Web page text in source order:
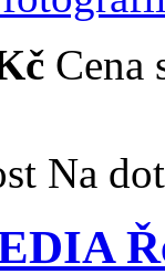
Cena
Na